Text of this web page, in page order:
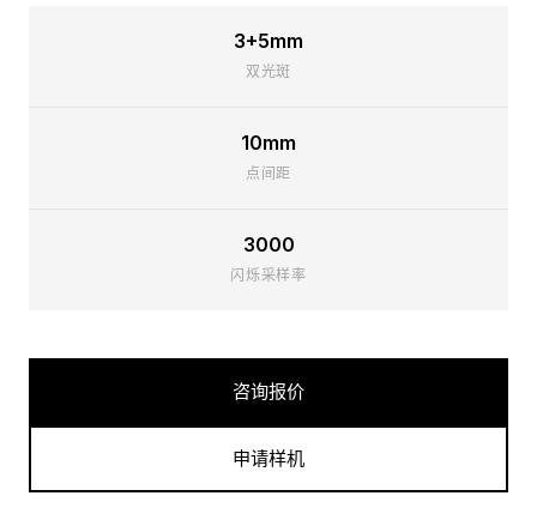
3+5mm
双光斑
10mm
点间距
3000
闪烁采样率
咨询报价
申请样机